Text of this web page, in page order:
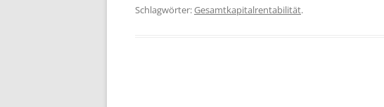
Schlagwörter:Gesamtkapitalrentabilität.